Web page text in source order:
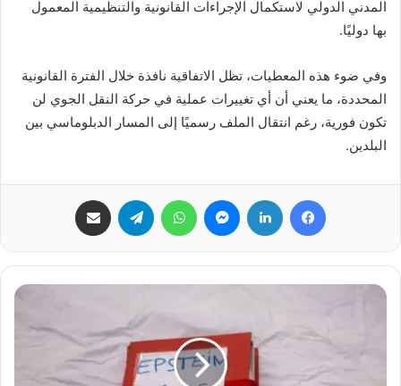
المدني الدولي لاستكمال الإجراءات القانونية والتنظيمية المعمول
بها دوليًا.
وفي ضوء هذه المعطيات، تظل الاتفاقية نافذة خلال الفترة القانونية
المحددة، ما يعني أن أي تغييرات عملية في حركة النقل الجوي لن
تكون فورية، رغم انتقال الملف رسميًا إلى المسار الدبلوماسي بين
البلدين.
فيسبوك لينكدإن ماسنجر واتساب تيلقرام